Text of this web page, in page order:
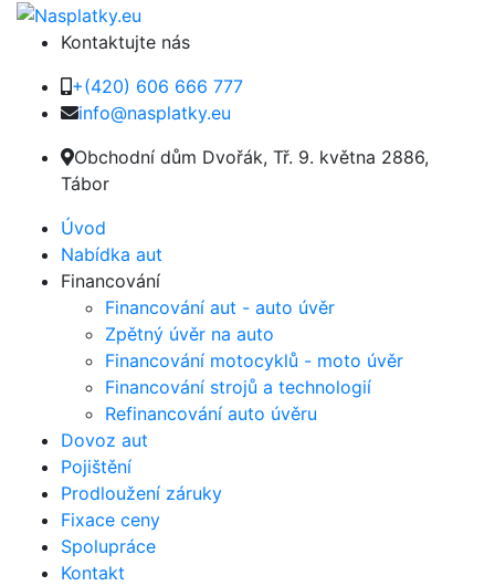
Kontaktujte nás
+(420) 606 666 777
info@nasplatky.eu
Obchodní dům Dvořák, Tř. 9. května 2886,
Tábor
Úvod
Nabídka aut
Financování
Financování aut - auto úvěr
Zpětný úvěr na auto
Financování motocyklů - moto úvěr
Financování strojů a technologií
Refinancování auto úvěru
Dovoz aut
Pojištění
Prodloužení záruky
Fixace ceny
Spolupráce
Kontakt